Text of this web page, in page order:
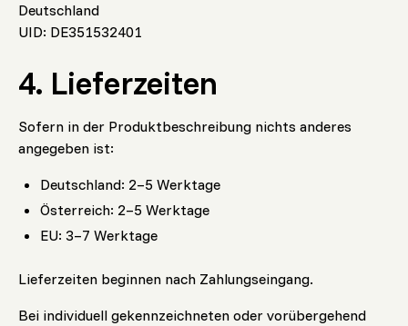
Deutschland
UID: DE351532401
4. Lieferzeiten
Sofern in der Produktbeschreibung nichts anderes
angegeben ist:
Deutschland: 2–5 Werktage
Österreich: 2–5 Werktage
EU: 3–7 Werktage
Lieferzeiten beginnen nach Zahlungseingang.
Bei individuell gekennzeichneten oder vorübergehend